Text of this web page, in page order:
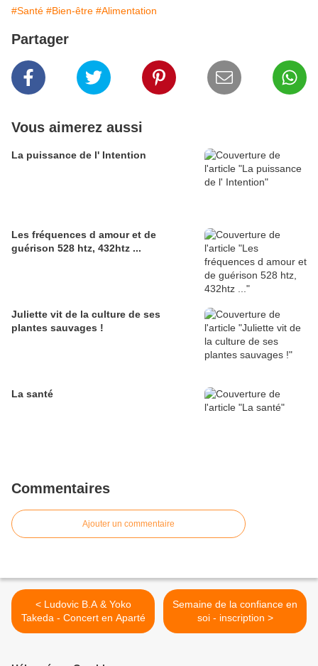
#Santé #Bien-être #Alimentation
Partager
Vous aimerez aussi
La puissance de l' Intention
Les fréquences d amour et de
guérison 528 htz, 432htz ...
Juliette vit de la culture de ses
plantes sauvages !
La santé
Commentaires
Ajouter un commentaire
< Ludovic B.A & Yoko
Takeda - Concert en Aparté
Semaine de la confiance en
soi - inscription >